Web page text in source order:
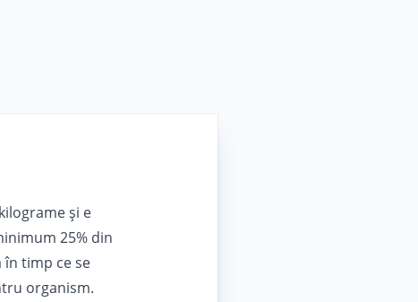
și e
25% din
timp ce se
organism.